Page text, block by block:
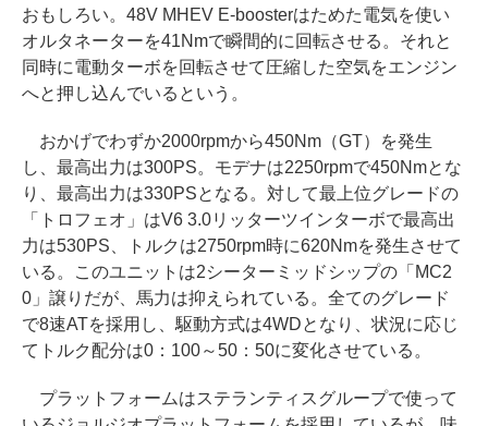
おもしろい。48V MHEV E-boosterはためた電気を使い
オルタネーターを41Nmで瞬間的に回転させる。それと
同時に電動ターボを回転させて圧縮した空気をエンジン
へと押し込んでいるという。
おかげでわずか2000rpmから450Nm（GT）を発生
し、最高出力は300PS。モデナは2250rpmで450Nmとな
り、最高出力は330PSとなる。対して最上位グレードの
「トロフェオ」はV6 3.0リッターツインターボで最高出
力は530PS、トルクは2750rpm時に620Nmを発生させて
いる。このユニットは2シーターミッドシップの「MC2
0」譲りだが、馬力は抑えられている。全てのグレード
で8速ATを採用し、駆動方式は4WDとなり、状況に応じ
てトルク配分は0：100～50：50に変化させている。
プラットフォームはステランティスグループで使って